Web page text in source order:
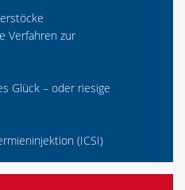
Verfahren zur
Glück – oder riesige
(ICSI)